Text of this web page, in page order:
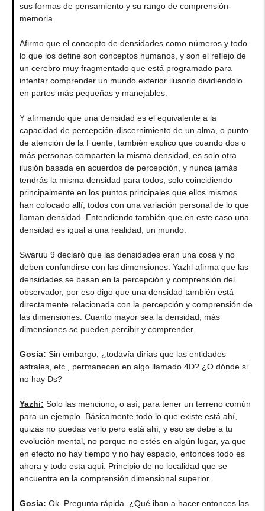
sus formas de pensamiento y su rango de comprensión-
memoria.
Afirmo que el concepto de densidades como números y todo
lo que los define son conceptos humanos, y son el reflejo de
un cerebro muy fragmentado que está programado para
intentar comprender un mundo exterior ilusorio dividiéndolo
en partes más pequeñas y manejables.
Y afirmando que una densidad es el equivalente a la
capacidad de percepción-discernimiento de un alma, o punto
de atención de la Fuente, también explico que cuando dos o
más personas comparten la misma densidad, es solo otra
ilusión basada en acuerdos de percepción, y nunca jamás
tendrás la misma densidad para todos, solo coincidiendo
principalmente en los puntos principales que ellos mismos
han colocado allí, todos con una variación personal de lo que
llaman densidad. Entendiendo también que en este caso una
densidad es igual a una realidad, un mundo.
Swaruu 9 declaró que las densidades eran una cosa y no
deben confundirse con las dimensiones. Yazhi afirma que las
densidades se basan en la percepción y comprensión del
observador, por eso digo que una densidad también está
directamente relacionada con la percepción y comprensión de
las dimensiones. Cuanto mayor sea la densidad, más
dimensiones se pueden percibir y comprender.
Gosia: Sin embargo, ¿todavía dirías que las entidades
astrales, etc., permanecen en algo llamado 4D? ¿O dónde si
no hay Ds?
Yazhi: Solo las menciono, o así, para tener un terreno común
para un ejemplo. Básicamente todo lo que existe está ahí,
quizás no puedas verlo pero está ahí, y eso se debe a tu
evolución mental, no porque no estés en algún lugar, ya que
en efecto no hay tiempo y no hay espacio, entonces todo es
ahora y todo esta aqui. Principio de no localidad que se
encuentra en la comprensión dimensional superior.
Gosia: Ok. Pregunta rápida. ¿Qué iban a hacer entonces las